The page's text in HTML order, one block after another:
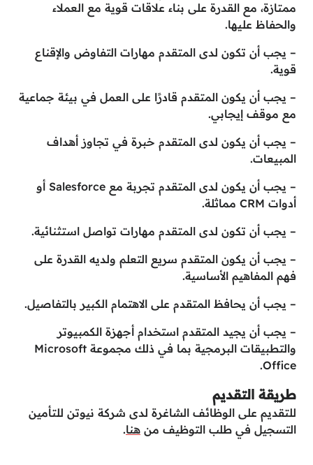
ممتازة، مع القدرة على بناء علاقات قوية مع العملاء
والحفاظ عليها.
– يجب أن تكون لدى المتقدم مهارات التفاوض والإقناع
قوية.
– يجب أن يكون المتقدم قادرًا على العمل في بيئة جماعية
مع موقف إيجابي.
– يجب أن يكون لدى المتقدم خبرة في تجاوز أهداف
المبيعات.
– يجب أن يكون لدى المتقدم تجربة مع Salesforce أو
أدوات CRM مماثلة.
– يجب أن تكون لدى المتقدم مهارات تواصل استثنائية.
– يجب أن يكون المتقدم سريع التعلم ولديه القدرة على
فهم المفاهيم الأساسية.
– يجب أن يحافظ المتقدم على الاهتمام الكبير بالتفاصيل.
– يجب أن يجيد المتقدم استخدام أجهزة الكمبيوتر
والتطبيقات البرمجية بما في ذلك مجموعة Microsoft
Office.
طريقة التقديم
للتقديم على الوظائف الشاغرة لدى شركة نيوتن للتأمين
التسجيل في طلب التوظيف من هنا.